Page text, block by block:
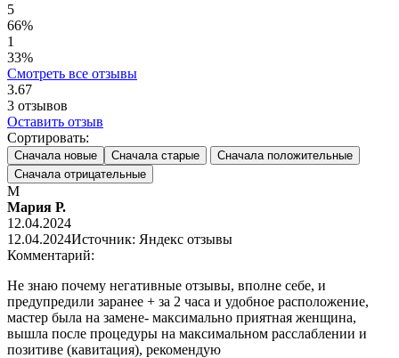
5
66%
1
33%
Смотреть все отзывы
3.67
3 отзывов
Оставить отзыв
Сортировать:
Сначала новые Сначала старые
Сначала положительные
Сначала отрицательные
М
Мария Р.
12.04.2024
12.04.2024Источник: Яндекс отзывы
Комментарий:
Не знаю почему негативные отзывы, вполне себе, и
предупредили заранее + за 2 часа и удобное расположение,
мастер была на замене- максимально приятная женщина,
вышла после процедуры на максимальном расслаблении и
позитиве (кавитация), рекомендую